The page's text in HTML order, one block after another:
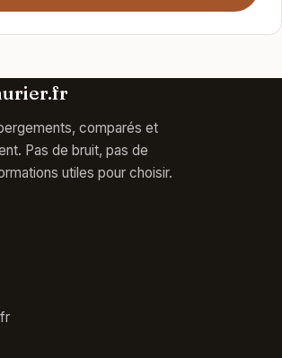
comparés et
Pas de bruit, pas de
utiles pour choisir.